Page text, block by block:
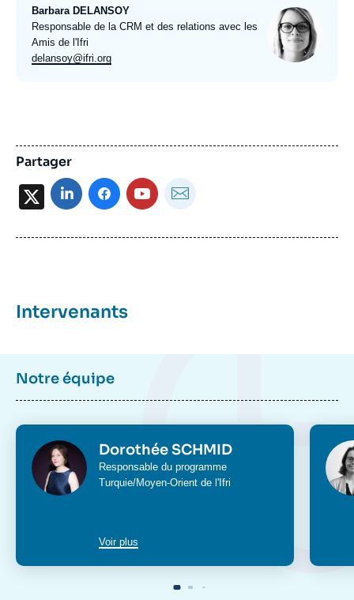
Barbara DELANSOY
Intitulé
du
poste
Responsable de la CRM et des relations avec les
Amis de l'Ifri
Email
delansoy@ifri.org
Photo
Partager
X
Intervenants
Notre équipe
Photo Dorothée SCHMID
Intitulé
du
Responsable du programme
Turquie/Moyen-Orient de l'Ifri
Voir plus